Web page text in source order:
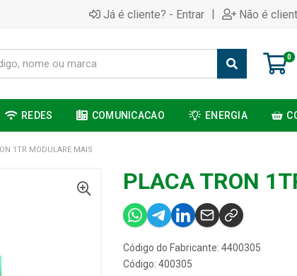
Já é cliente? - Entrar | Não é
0
REDES COMUNICACAO ENERGIA
1TR MODULARE MAIS
PLACA TRON
Código do Fabricante: 4400305
Código: 400305